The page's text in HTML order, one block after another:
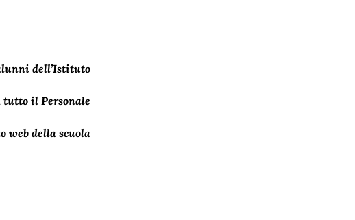
dell’Istituto
tutto il Personale
web della scuola